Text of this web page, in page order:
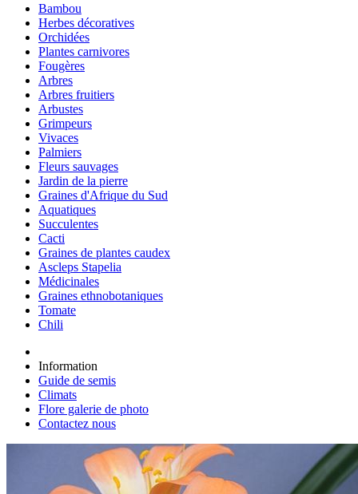
Bambou
Herbes décoratives
Orchidées
Plantes carnivores
Fougères
Arbres
Arbres fruitiers
Arbustes
Grimpeurs
Vivaces
Palmiers
Fleurs sauvages
Jardin de la pierre
Graines d'Afrique du Sud
Aquatiques
Succulentes
Cacti
Graines de plantes caudex
Ascleps Stapelia
Médicinales
Graines ethnobotaniques
Tomate
Chili
Information
Guide de semis
Climats
Flore galerie de photo
Contactez nous